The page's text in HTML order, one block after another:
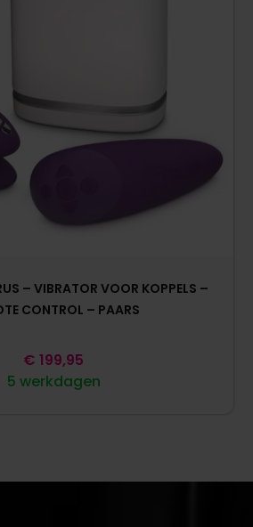
– VIBRATOR VOOR KOPPELS –
CONTROL – PAARS
5 werkdagen
€ 199,95